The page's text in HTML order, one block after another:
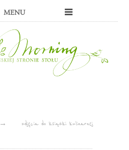
MENU
→ zdjęcia do książki kulinarnej